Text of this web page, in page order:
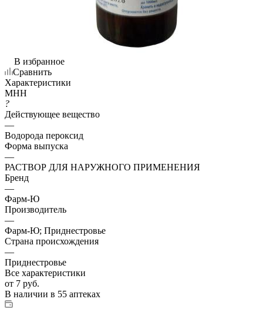
В избранное
Сравнить
Характеристики
МНН
?
Действующее вещество
—
Водорода пероксид
Форма выпуска
—
РАСТВОР ДЛЯ НАРУЖНОГО ПРИМЕНЕНИЯ
Бренд
—
Фарм-Ю
Производитель
—
Фарм-Ю; Приднестровье
Страна происхождения
—
Приднестровье
Все характеристики
от 7 руб.
В наличии в 55 аптеках